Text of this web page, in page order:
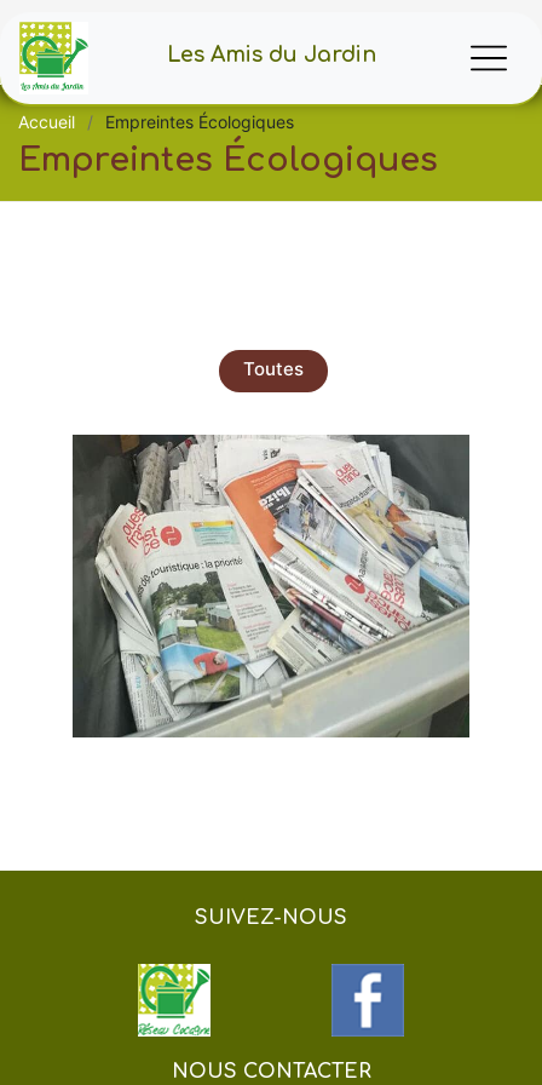
Les Amis du Jardin
Accueil Empreintes Écologiques
Empreintes Écologiques
Toutes
SUIVEZ-NOUS
NOUS CONTACTER